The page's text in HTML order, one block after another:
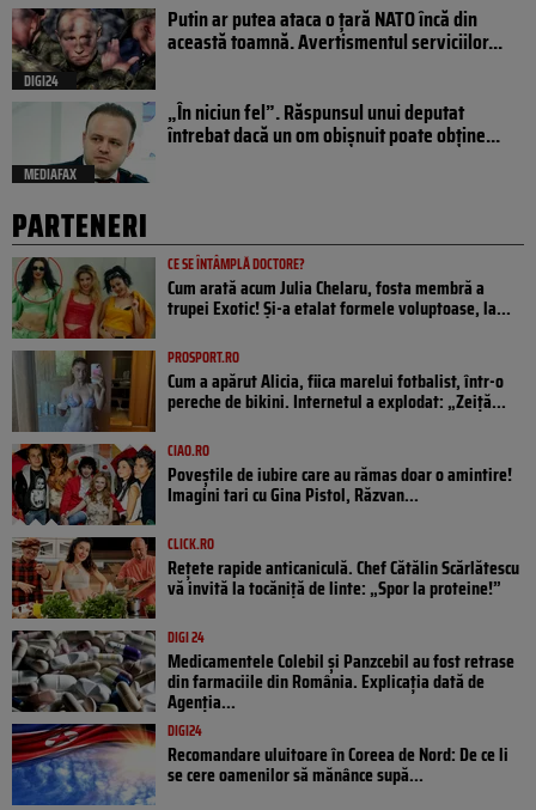
DIGI24
Putin ar putea ataca o țară NATO încă din
această toamnă. Avertismentul serviciilor...
MEDIAFAX
„În niciun fel”. Răspunsul unui deputat
întrebat dacă un om obișnuit poate obține...
PARTENERI
CE SE ÎNTÂMPLĂ DOCTORE?
Cum arată acum Julia Chelaru, fosta membră a
trupei Exotic! Și-a etalat formele voluptoase, la...
PROSPORT.RO
Cum a apărut Alicia, fiica marelui fotbalist, într-o
pereche de bikini. Internetul a explodat: „Zeiță...
CIAO.RO
Poveştile de iubire care au rămas doar o amintire!
Imagini tari cu Gina Pistol, Răzvan...
CLICK.RO
Rețete rapide anticaniculă. Chef Cătălin Scărlătescu
vă invită la tocăniță de linte: „Spor la proteine!”
DIGI 24
Medicamentele Colebil și Panzcebil au fost retrase
din farmaciile din România. Explicația dată de
Agenția...
DIGI24
Recomandare uluitoare în Coreea de Nord: De ce li
se cere oamenilor să mănânce supă...